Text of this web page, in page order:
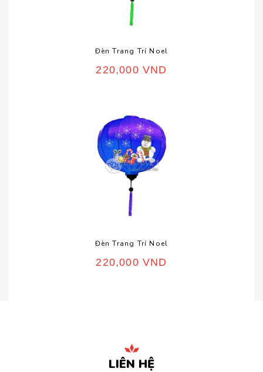
Đèn Trang Trí Noel
220,000 VND
Đèn Trang Trí Noel
220,000 VND
LIÊN HỆ